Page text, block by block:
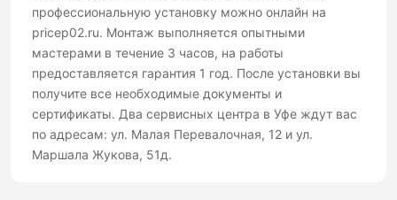
профессиональную установку можно онлайн на
pricep02.ru. Монтаж выполняется опытными
мастерами в течение 3 часов, на работы
предоставляется гарантия 1 год. После установки вы
получите все необходимые документы и
сертификаты. Два сервисных центра в Уфе ждут вас
по адресам: ул. Малая Перевалочная, 12 и ул.
Маршала Жукова, 51д.